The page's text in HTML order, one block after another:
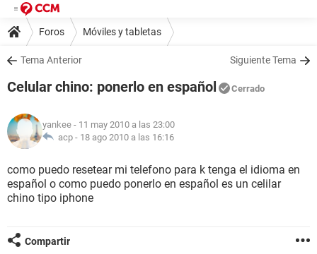
Foros Móviles y tabletas
Tema Anterior Siguiente Tema
Celular chino: ponerlo en español Cerrado
yankee - 11 may 2010 a las 23:00
acp - 18 ago 2010 a las 16:16
como puedo resetear mi telefono para k tenga el idioma en
español o como puedo ponerlo en español es un celilar
chino tipo iphone
Compartir